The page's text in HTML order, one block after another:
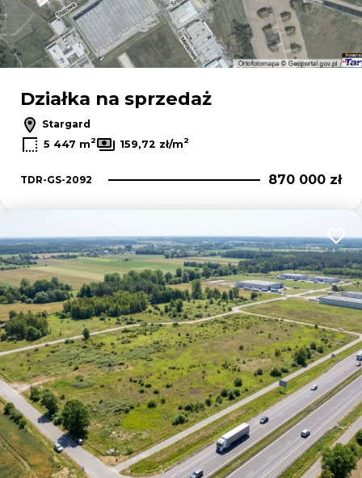
Działka na sprzedaż
Stargard
5 447 m2 159,72 zł/m2
TDR-GS-2092 870 000 zł